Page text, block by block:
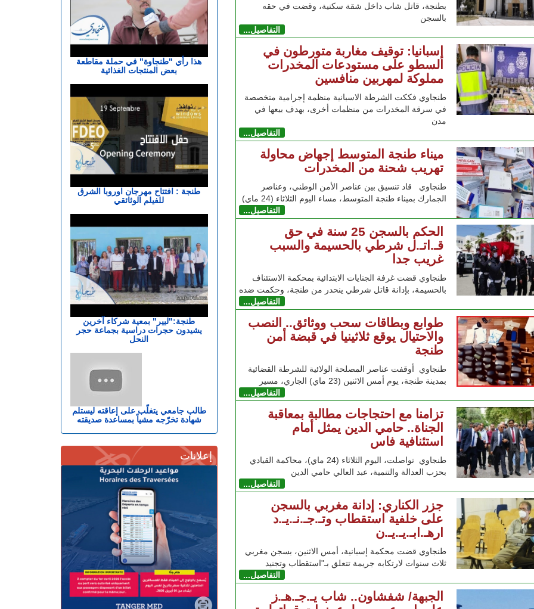
بطنجة، قاتل شاب داخل شقة سكنية، وقضت في حقه
بالسجن
التفاصيل...
إسبانيا: توقيف مغاربة متورطون في
السطو على مستودعات المخدرات
مملوكة لمهربين منافسين
طنجاوي فككت الشرطة الاسبانية منظمة إجرامية متخصصة
في سرقة المخدرات من منظمات أخرى، بهدف بيعها في
مدن
التفاصيل...
ميناء طنجة المتوسط إجهاض محاولة
تهريب شحنة من المخدرات
طنجاوي قاد تنسيق بين عناصر الأمن الوطني، وعناصر
الجمارك بميناء طنجة المتوسط، مساء اليوم الثلاثاء (24 ماي)
التفاصيل...
الحكم بالسجن 25 سنة في حق
قـ.اتـ.ل شرطي بالحسيمة والسبب
غريب جدا
طنجاوي قضت غرفة الجنايات الابتدائية بمحكمة الاستئناف
بالحسيمة، بإدانة قاتل شرطي ينحدر من طنجة، وحكمت ضده
التفاصيل...
طوابع وبطاقات سحب ووثائق.. النصب
والاحتيال يوقع ثلاثينيا في قبضة أمن
طنجة
طنجاوي أوقفت عناصر المصلحة الولائية للشرطة القضائية
بمدينة طنجة، يوم أمس الاثنين (23 ماي) الجاري، مسير
التفاصيل...
تزامنا مع احتجاجات مطالبة بمعاقبة
الجناة.. حامي الدين يمثل أمام
استئنافية فاس
طنجاوي تواصلت، اليوم الثلاثاء (24 ماي)، محاكمة القيادي
بحزب العدالة والتنمية، عبد العالي حامي الدين
التفاصيل...
جزر الكناري: إدانة مغربي بالسجن
على خلفية استقطاب وتـ.جـ.نـ.يـ.د
ارهـ.ابـ.يـ.يـ.ن
طنجاوي قضت محكمة إسبانية، أمس الاثنين، بسجن مغربي
ثلاث سنوات لارتكابه جريمة تتعلق بـ"استقطاب وتجنيد
التفاصيل...
الجبهة/ شفشاون.. شاب يـ.جـ.هـ.ز
هذا رأي "طنجاوة" في حملة مقاطعة
بعض المنتجات الغذائية
طنجة : افتتاح مهرجان اوروبا الشرق
للفيلم الوثائقي
طنجة:"ليير" بمعية شركاء آخرين
يشيدون حجرات دراسية بجماعة حجر
النحل
طالب جامعي يتغلّب على إعاقته ليستلم
شهادة تخرّجه مشياً بمساعدة صديقته
إعلانات